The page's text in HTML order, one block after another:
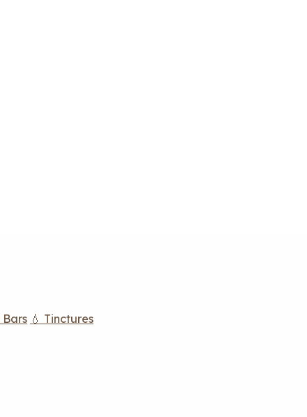
Bars 💧 Tinctures